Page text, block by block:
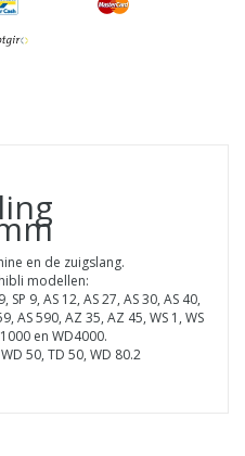
en de zuigslang.
modellen:
SP 9, AS 12, AS 27, AS 30, AS 40,
AS 590, AZ 35, AZ 45, WS 1, WS
en WD4000.
50, TD 50, WD 80.2